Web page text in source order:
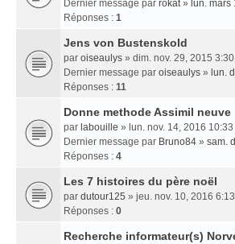
Dernier message par rokat» lun.
Réponses : 1
Jens von Bustenskold
par oiseaulys » dim. nov. 29, 2015
Dernier message par oiseaulys » lun.
Réponses : 11
Donne methode Assimil neuve
par labouille » lun. nov. 14, 2016
Dernier message par Bruno84 » sam.
Réponses : 4
Les 7 histoires du père noël
par dutour125 » jeu. nov. 10, 2016
Réponses : 0
Recherche informateur(s)